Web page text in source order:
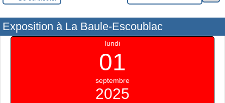
Exposition à La Baule-Escoublac
lundi
01
septembre
2025